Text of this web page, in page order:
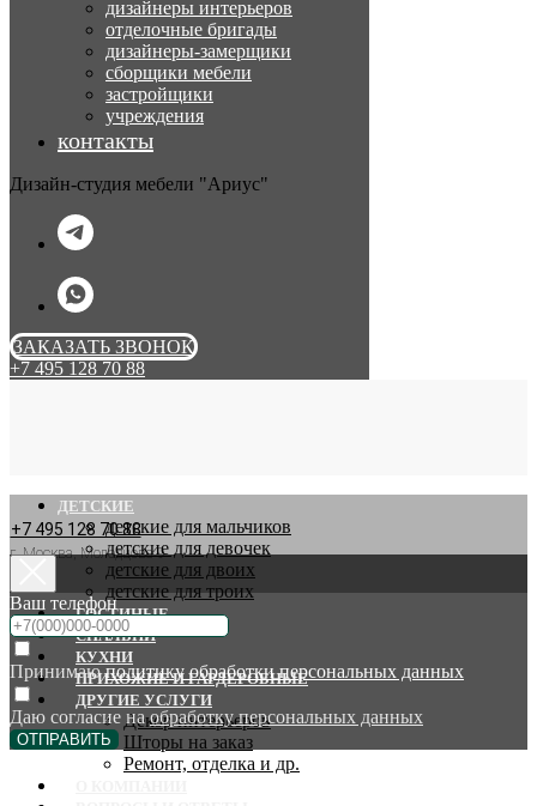
дизайнеры интерьеров
отделочные бригады
дизайнеры-замерщики
сборщики мебели
застройщики
учреждения
контакты
Дизайн-студия мебели "Ариус"
ЗАКАЗАТЬ ЗВОНОК
+7 495 128 70 88
+7 495 128 70 88
г. Москва, Молодцова 9
ДЕТСКИЕ
детские для мальчиков
детские для девочек
детские для двоих
детские для троих
ГОСТИНЫЕ
СПАЛЬНИ
КУХНИ
ПРИХОЖИЕ И ГАРДЕРОБНЫЕ
ДРУГИЕ УСЛУГИ
Декор интерьеров
Шторы на заказ
Ремонт, отделка и др.
Ваш телефон
Принимаюполитику обработки персональных данных
Даю согласие наобработку персональных данных
ОТПРАВИТЬ